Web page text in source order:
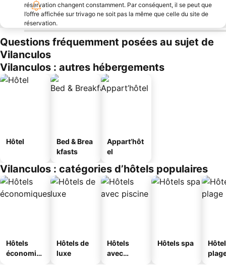
réservation changent constamment. Par conséquent, il se peut que
l’offre affichée sur trivago ne soit pas la même que celle du site de
réservation.
Questions fréquemment posées au sujet de
Vilanculos
Vilanculos : autres hébergements
Hôtel
Bed & Brea
kfasts
Appart’hôt
el
Vilanculos : catégories d’hôtels populaires
Hôtels
économiq
Hôtels de
luxe
Hôtels
avec
Hôtels spa